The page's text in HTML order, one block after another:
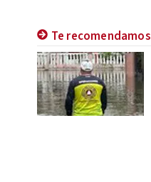
Te recomendamos